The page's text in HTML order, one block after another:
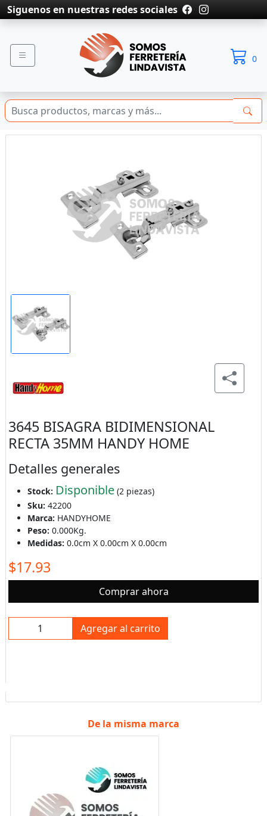
Siguenos en nuestras redes sociales
0
3645 BISAGRA BIDIMENSIONAL
RECTA 35MM HANDY HOME
Detalles generales
Stock: Disponible(2 piezas)
Sku: 42200
Marca: HANDYHOME
Peso: 0.000Kg.
Medidas: 0.0cm X 0.00cm X 0.00cm
$17.93
Comprar ahora
Agregar al carrito
De la misma marca